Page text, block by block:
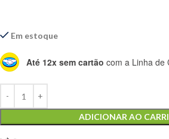
Em estoque
Até 12x sem cartão com a Linha de
ADICIONAR AO